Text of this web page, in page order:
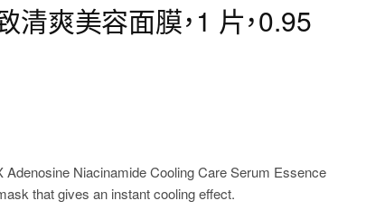
爽美容面膜，1 片，0.95
Adenosine Niacinamide Cooling Care Serum Essence
that gives an instant cooling effect.